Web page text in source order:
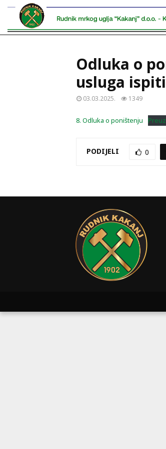
Odluka o
usluga
03.03.2025. 1349
8. Odluka o poništenju
PODIJELI 0